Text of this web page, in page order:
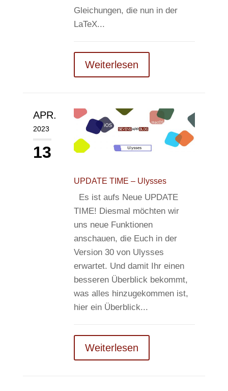
Gleichungen, die nun in der
LaTeX...
Weiterlesen
APR.
2023
13
UPDATE TIME – Ulysses
Es ist aufs Neue UPDATE
TIME! Diesmal möchten wir
uns neue Funktionen
anschauen, die Euch in der
Version 30 von Ulysses
erwartet. Und damit Ihr einen
besseren Überblick bekommt,
was alles hinzugekommen ist,
hier ein Überblick...
Weiterlesen